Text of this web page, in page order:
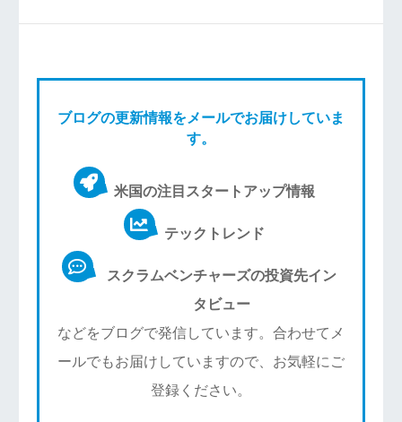
ブログの更新情報をメールでお届けしていま
す。
米国の注目スタートアップ情報
テックトレンド
スクラムベンチャーズの投資先イン
タビュー
などをブログで発信しています。合わせてメ
ールでもお届けしていますので、お気軽にご
登録ください。